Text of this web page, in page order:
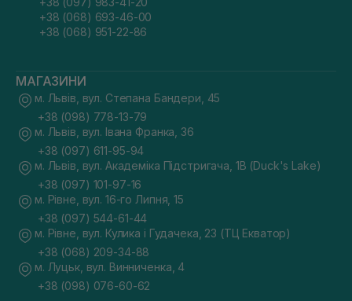
+38 (068) 693-46-00
+38 (068) 951-22-86
МАГАЗИНИ
м. Львів, вул. Степана Бандери, 45
+38 (098) 778-13-79
м. Львів, вул. Івана Франка, 36
+38 (097) 611-95-94
м. Львів, вул. Академіка Підстригача, 1В (Duck's Lake)
+38 (097) 101-97-16
м. Рівне, вул. 16-го Липня, 15
+38 (097) 544-61-44
м. Рівне, вул. Кулика і Гудачека, 23 (ТЦ Екватор)
+38 (068) 209-34-88
м. Луцьк, вул. Винниченка, 4
+38 (098) 076-60-62